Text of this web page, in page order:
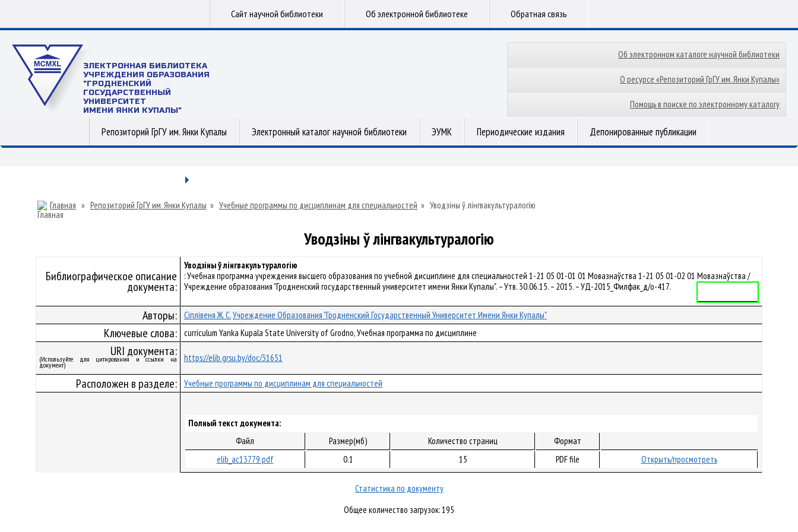
Сайт научной библиотеки Об электронной библиотеке Обратная связь
ЭЛЕКТРОННАЯ БИБЛИОТЕКА
УЧРЕЖДЕНИЯ ОБРАЗОВАНИЯ
"ГРОДНЕНСКИЙ
ГОСУДАРСТВЕННЫЙ
УНИВЕРСИТЕТ
ИМЕНИ ЯНКИ КУПАЛЫ"
Об электронном каталоге научной библиотеки
О ресурсе «Репозиторий ГрГУ им. Янки Купалы»
Помощь в поиске по электронному каталогу
Репозиторий ГрГУ им. Янки Купалы Электронный каталог научной библиотеки ЭУМК Периодические издания Депонированные публикации
Главная » Репозиторий ГрГУ им. Янки Купалы » Учебные программы по дисциплинам для специальностей » Уводзіны ў лінгвакультуралогію
Уводзіны ў лінгвакультуралогію
Библиографическое описание
документа:
Уводзіны ў лінгвакультуралогію
: Учебная программа учреждения высшего образования по учебной дисциплине для специальностей 1-21 05 01-01 01 Мовазнаўства 1-21 05 01-02 01 Мовазнаўства /
Учреждение образования "Гродненский государственный университет имени Янки Купалы". – Утв. 30.06.15. – 2015. – УД-2015_Филфак_д/о-417.
Авторы: Сіплівеня Ж. С.Учреждение Образования "Гродненский Государственный Университет Имени Янки Купалы"
Ключевые слова: curriculum Yanka Kupala State University of Grodno, Учебная программа по дисциплине
URI документа:
(Используйте для цитирования и ссылки на
документ)
https://elib.grsu.by/doc/31651
Расположен в разделе: Учебные программы по дисциплинам для специальностей
Полный текст документа:
Файл
Размер(мб) Количество страниц
Формат
elib_ac13779.pdf
0.1 15 PDF file Открыть/просмотреть
Статистика по документу
Общее количество загрузок: 195